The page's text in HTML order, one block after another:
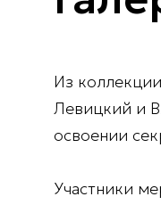
Из
Левицкий и
освоении
Участники